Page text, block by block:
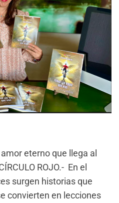
eterno que llega al
ROJO.- En el
surgen historias que
convierten en lecciones